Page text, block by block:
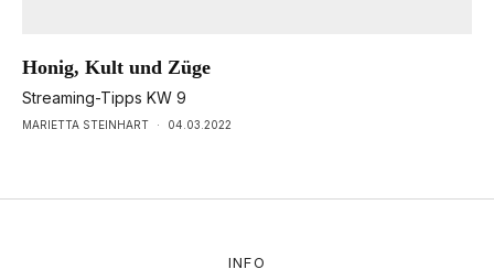
Honig, Kult und Züge
Streaming-Tipps KW 9
MARIETTA STEINHART · 04.03.2022
INFO